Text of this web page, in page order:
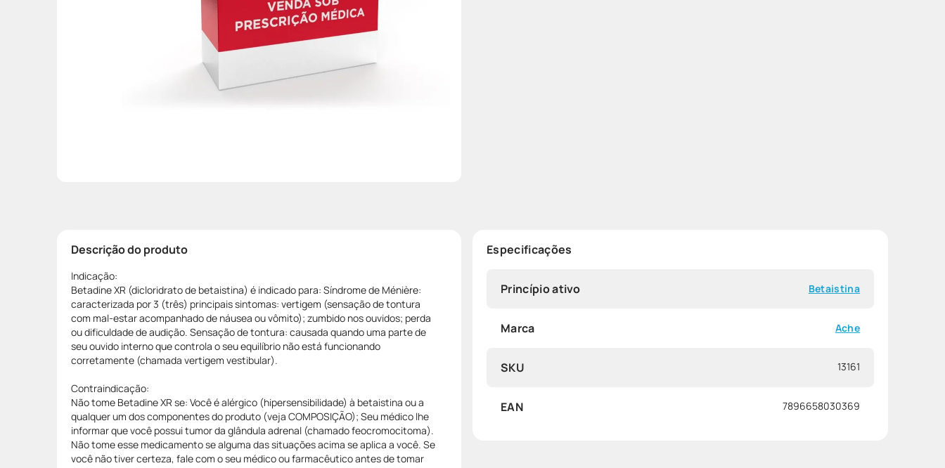
Descrição do produto
Indicação:
Betadine XR (dicloridrato de betaistina) é indicado para: Síndrome de Ménière:
caracterizada por 3 (três) principais sintomas: vertigem (sensação de tontura
com mal-estar acompanhado de náusea ou vômito); zumbido nos ouvidos; perda
ou dificuldade de audição. Sensação de tontura: causada quando uma parte de
seu ouvido interno que controla o seu equilíbrio não está funcionando
corretamente (chamada vertigem vestibular).
Contraindicação:
Não tome Betadine XR se: Você é alérgico (hipersensibilidade) à betaistina ou a
qualquer um dos componentes do produto (veja COMPOSIÇÃO); Seu médico lhe
informar que você possui tumor da glândula adrenal (chamado feocromocitoma).
Não tome esse medicamento se alguma das situações acima se aplica a você. Se
você não tiver certeza, fale com o seu médico ou farmacêutico antes de tomar
Especificações
Princípio ativo Betaistina
Marca Ache
SKU 13161
EAN 7896658030369